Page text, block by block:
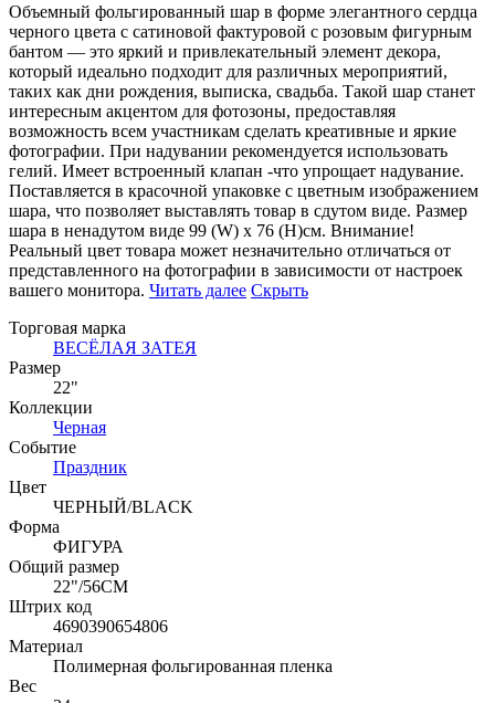
Объемный фольгированный шар в форме элегантного сердца
черного цвета с сатиновой фактуровой с розовым фигурным
бантом — это яркий и привлекательный элемент декора,
который идеально подходит для различных мероприятий,
таких как дни рождения, выписка, свадьба. Такой шар станет
интересным акцентом для фотозоны, предоставляя
возможность всем участникам сделать креативные и яркие
фотографии. При надувании рекомендуется использовать
гелий. Имеет встроенный клапан -что упрощает надувание.
Поставляется в красочной упаковке с цветным изображением
шара, что позволяет выставлять товар в сдутом виде. Размер
шара в ненадутом виде 99 (W) x 76 (H)см. Внимание!
Реальный цвет товара может незначительно отличаться от
представленного на фотографии в зависимости от настроек
вашего монитора. Читать далее Скрыть
Торговая марка
ВЕСЁЛАЯ ЗАТЕЯ
Размер
22"
Коллекции
Черная
Событие
Праздник
Цвет
ЧЕРНЫЙ/BLACK
Форма
ФИГУРА
Общий размер
22"/56CM
Штрих код
4690390654806
Материал
Полимерная фольгированная пленка
Вес